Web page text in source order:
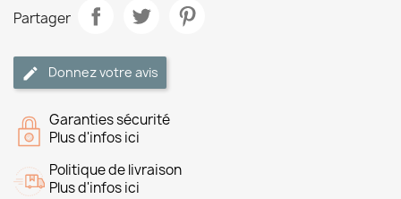
Partager
Donnez votre avis
Garanties sécurité
Plus d'infos ici
Politique de livraison
Plus d'infos ici